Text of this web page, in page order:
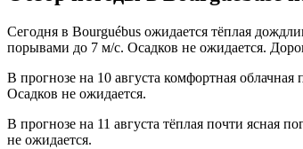
Сегодня в Bourguébus ожидается тёплая
порывами до 7 м/с. Осадков не ожидается.
В прогнозе на 10 августа комфортная
Осадков не ожидается.
В прогнозе на 11 августа тёплая почти ясная
не ожидается.